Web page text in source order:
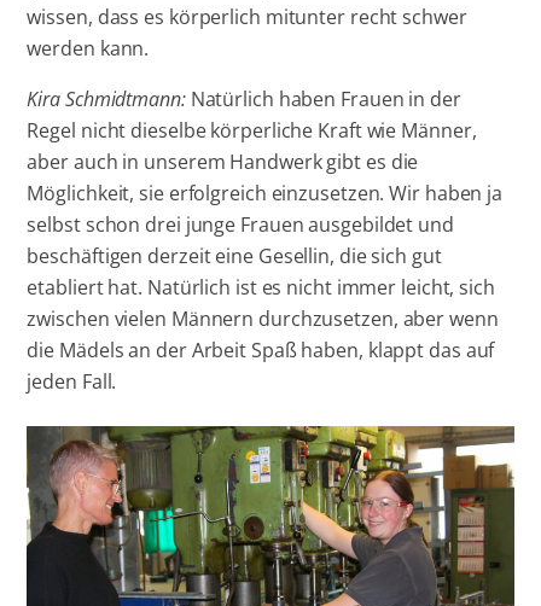
wissen, dass es körperlich mitunter recht schwer
werden kann.
Kira Schmidtmann: Natürlich haben Frauen in der
Regel nicht dieselbe körperliche Kraft wie Männer,
aber auch in unserem Handwerk gibt es die
Möglichkeit, sie erfolgreich einzusetzen. Wir haben ja
selbst schon drei junge Frauen ausgebildet und
beschäftigen derzeit eine Gesellin, die sich gut
etabliert hat. Natürlich ist es nicht immer leicht, sich
zwischen vielen Männern durchzusetzen, aber wenn
die Mädels an der Arbeit Spaß haben, klappt das auf
jeden Fall.